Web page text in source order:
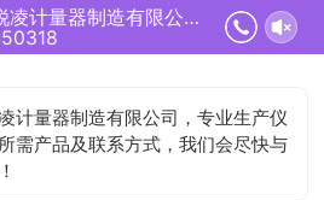
安徽省锐凌计量器制造有限公司正在为您服务
计量器制造有限公司，专业生产仪
需产品及联系方式，我们会尽快与